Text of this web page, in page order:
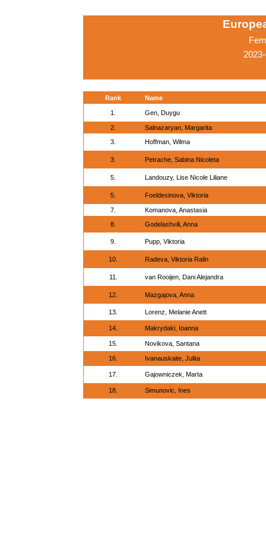
Rank Name
1. Gen, Duygu
2.
Salnazaryan, Margarita
3.
Hoffman, Wilma
3. Petrache, Sabina Nicoleta
5. Landouzy, Lise Nicole Liliane
5. Foeldesinova, Viktoria
7.
Komanova, Anastasia
8.
Godelashvili, Anna
9. Pupp, Viktoria
10. Radeva, Viktoria Ralin
11. van Rooijen, Dani Alejandra
12. Mazgajova, Anna
13. Lorenz, Melanie Anett
14. Makrydaki, Ioanna
15. Novikova, Santana
16. Ivanauskaite, Julita
17. Gajowniczek, Marta
18. Simunovic, Ines